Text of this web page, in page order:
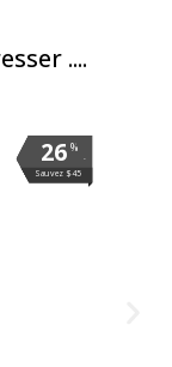
....
%
.
26
Sauvez $45
%
.
26
Sauvez $45
%
.
26
Sauvez $45